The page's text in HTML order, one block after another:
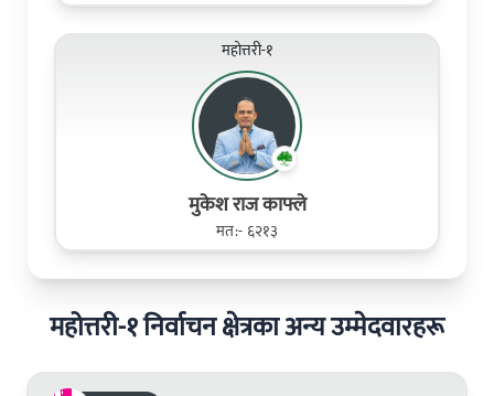
महोत्तरी-१
मुकेश राज काफ्ले
मत:- ६२१३
महोत्तरी-१ निर्वाचन क्षेत्रका अन्य उम्मेदवारहरू